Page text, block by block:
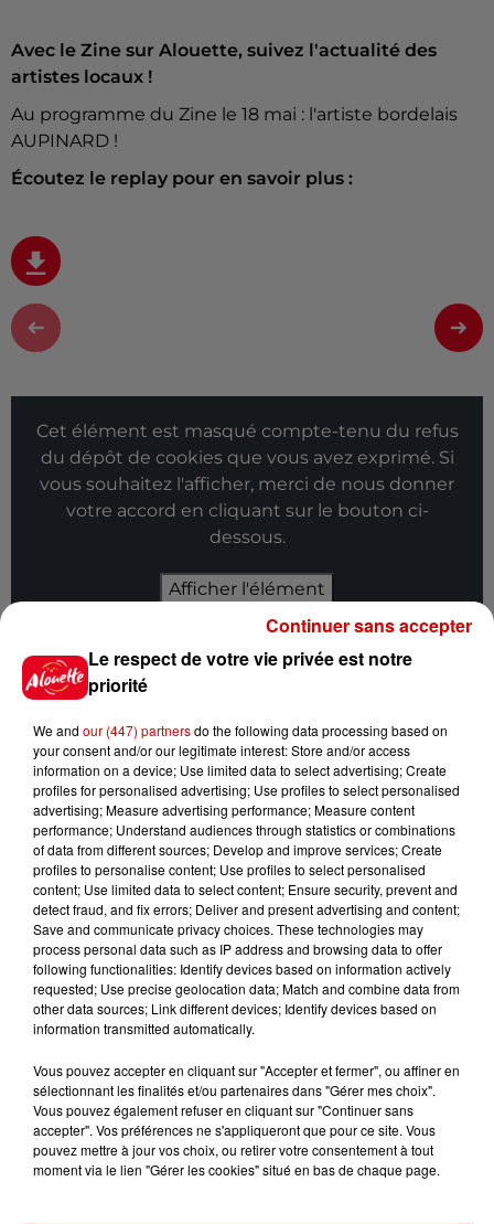
Avec le Zine sur Alouette, suivez l'actualité des
artistes locaux !
Au programme du Zine le 18 mai : l'artiste bordelais
AUPINARD !
Écoutez le replay pour en savoir plus :
Cet élément est masqué compte-tenu du refus
du dépôt de cookies que vous avez exprimé. Si
vous souhaitez l'afficher, merci de nous donner
votre accord en cliquant sur le bouton ci-
dessous.
Afficher l'élément
Aide carburant pour les "grands
rouleurs" : le délai pour la...
8 août 2026
Royan : elle tente d’écraser son
ex-conjoint et dit regretter...
8 août 2026
Cambriolages : plus de 18 000
logements visités en juillet 2026,
en...
7 août 2026
Pape Léon XIV en France : quel
Le respect de votre vie privée est notre
priorité
We and our (447) partnersdo the following data processing based on
your consent and/or our legitimate interest: Store and/or access
information on a device; Use limited data to select advertising; Create
profiles for personalised advertising; Use profiles to select personalised
advertising; Measure advertising performance; Measure content
performance; Understand audiences through statistics or combinations
of data from different sources; Develop and improve services; Create
profiles to personalise content; Use profiles to select personalised
content; Use limited data to select content; Ensure security, prevent and
detect fraud, and fix errors; Deliver and present advertising and content;
Save and communicate privacy choices. These technologies may
process personal data such as IP address and browsing data to offer
following functionalities: Identify devices based on information actively
requested; Use precise geolocation data; Match and combine data from
other data sources; Link different devices; Identify devices based on
information transmitted automatically.
Vous pouvez accepter en cliquant sur "Accepter et fermer", ou affiner en
sélectionnant les finalités et/ou partenaires dans "Gérer mes choix".
Vous pouvez également refuser en cliquant sur "Continuer sans
accepter". Vos préférences ne s'appliqueront que pour ce site. Vous
pouvez mettre à jour vos choix, ou retirer votre consentement à tout
moment via le lien "Gérer les cookies" situé en bas de chaque page.
Continuer sans accepter